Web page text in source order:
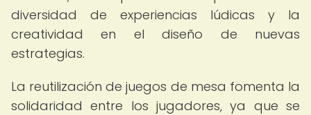
diversidad de experiencias lúdicas y la
creatividad en el diseño de nuevas
estrategias.
La reutilización de juegos de mesa fomenta la
solidaridad entre los jugadores, ya que se